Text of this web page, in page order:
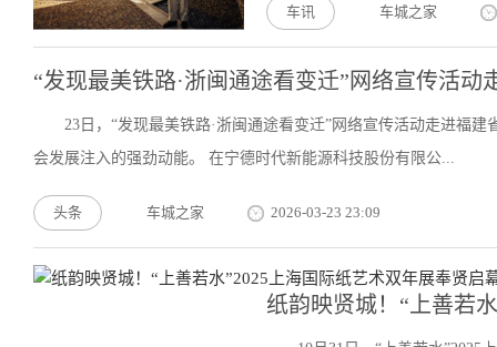
车讯 车城之家
“发现最美铁路·浙闽通途看变迁”网络宣传活动
23日，“发现最美铁路·浙闽通途看变迁”网络宣传活动走进福
会发展注入的强劲动能。 在宁德时代新能源科技股份有限公...
头条 车城之家 2026-03-23 23:09
纸韵映贤城！“上善若